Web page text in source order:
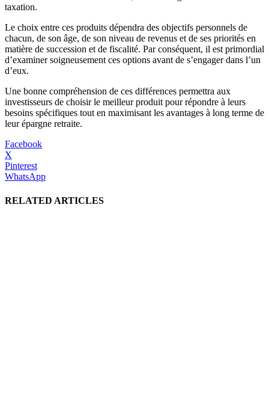
taxation.
Le choix entre ces produits dépendra des objectifs personnels de
chacun, de son âge, de son niveau de revenus et de ses priorités en
matière de succession et de fiscalité. Par conséquent, il est primordial
d’examiner soigneusement ces options avant de s’engager dans l’un
d’eux.
Une bonne compréhension de ces différences permettra aux
investisseurs de choisir le meilleur produit pour répondre à leurs
besoins spécifiques tout en maximisant les avantages à long terme de
leur épargne retraite.
Facebook
X
Pinterest
WhatsApp
RELATED ARTICLES